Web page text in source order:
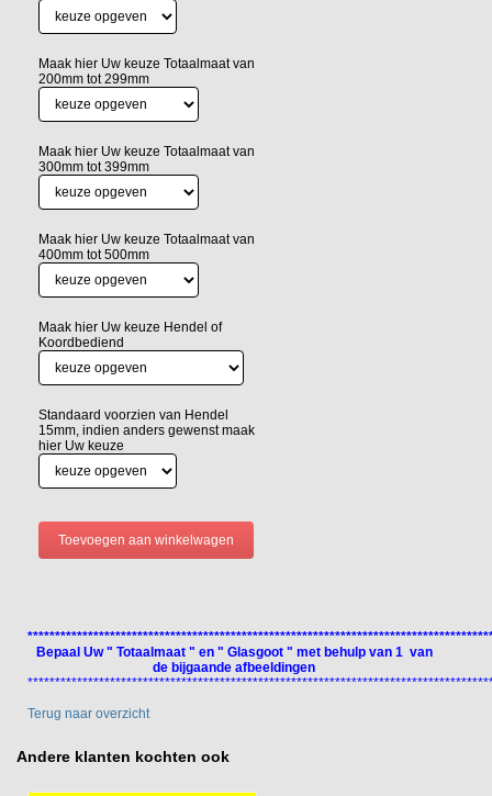
Maak hier Uw keuze Totaalmaat van
200mm tot 299mm
Maak hier Uw keuze Totaalmaat van
300mm tot 399mm
Maak hier Uw keuze Totaalmaat van
400mm tot 500mm
Maak hier Uw keuze Hendel of
Koordbediend
Standaard voorzien van Hendel
15mm, indien anders gewenst maak
hier Uw keuze
Bepaal Uw " Totaalmaat " en " Glasgoot " met behulp van 1 van
de bijgaande afbeeldingen
Terug naar overzicht
Andere klanten kochten ook